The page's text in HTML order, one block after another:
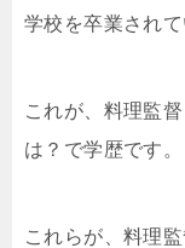
学校を卒業されて
これが、料理監
は？で学歴です。
これらが、料理